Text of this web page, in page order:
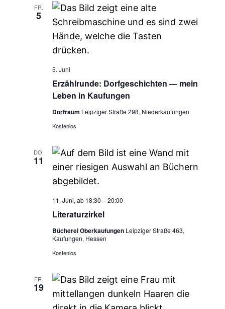
FR.
5
Erzählrunde: Dorfgeschichten — mein
Leben in Kaufungen
5. Juni
Dorfraum Leipziger Straße 298, Niederkaufungen
Kostenlos
DO.
11
Literaturzirkel
11. Juni, ab 18:30 –20:00
Bücherei Oberkaufungen Leipziger Straße 463,
Kaufungen, Hessen
Kostenlos
FR.
19